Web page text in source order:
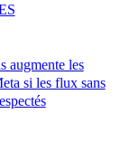
augmente les
si les flux sans